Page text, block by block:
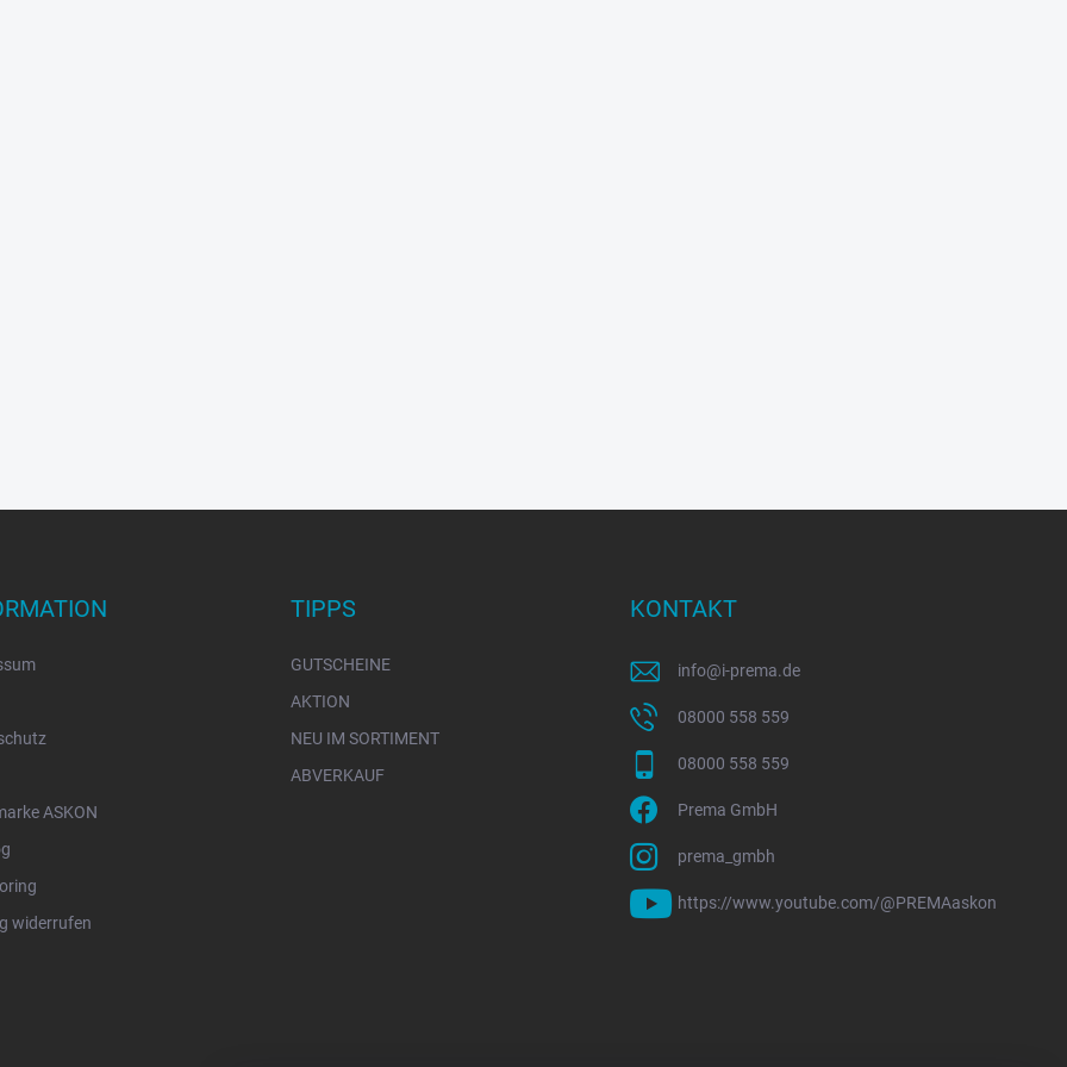
ASKON
widerrufen
TIPPS
GUTSCHEINE
AKTION
NEU IM SORTIMENT
ABVERKAUF
KONTAKT
info@i-prema.de
08000 558 559
08000 558 559
Prema GmbH
prema_gmbh
https://www.youtube.com/@PREMAaskon